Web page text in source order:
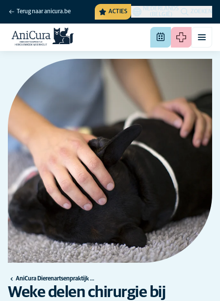
Terug naar anicura.be ACTIES
NEDERLANDS
(BELGIË)
ZOEKEN
AniCura Dierenartsenpraktijk Herckenrode te Meerhout
Weke delen chirurgie bij